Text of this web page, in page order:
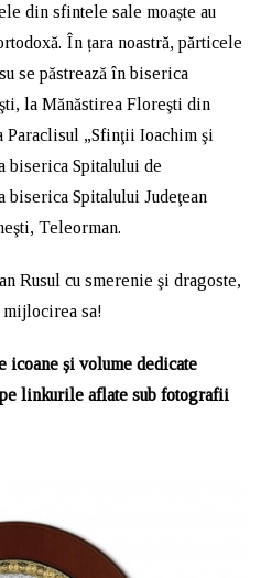
din sfintele sale moaște au
În țara noastră, părticele
se păstrează în biserica
la Mănăstirea Floreşti din
Paraclisul „Sfinţii Ioachim şi
biserica Spitalului de
Spitalului Judeţean
Teleorman.
Rusul cu smerenie şi dragoste,
sa!
icoane și volume dedicate
linkurile aflate sub fotografii